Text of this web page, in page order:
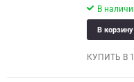
В
В корзину
КУПИТЬ В